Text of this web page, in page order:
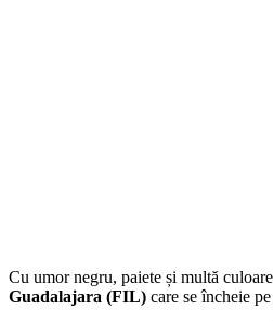
Cu umor negru, paiete și multă culoare
Guadalajara (FIL) care se încheie